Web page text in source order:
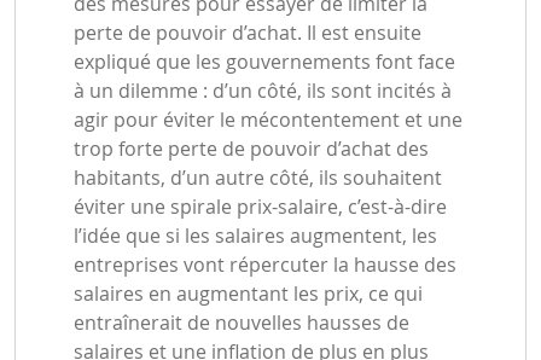
perte de pouvoir d’achat. Il est ensuite
expliqué que les gouvernements font face
à un dilemme : d’un côté, ils sont incités à
agir pour éviter le mécontentement et une
trop forte perte de pouvoir d’achat des
habitants, d’un autre côté, ils souhaitent
éviter une spirale prix-salaire, c’est-à-dire
l’idée que si les salaires augmentent, les
entreprises vont répercuter la hausse des
salaires en augmentant les prix, ce qui
entraînerait de nouvelles hausses de
salaires et une inflation de plus en plus